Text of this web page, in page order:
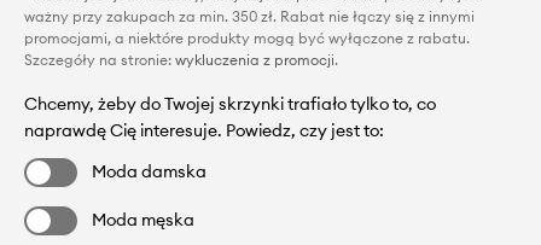
ważny przy zakupach za min. 350 zł. Rabat nie łączy się z innymi
promocjami, a niektóre produkty mogą być wyłączone z rabatu.
Szczegóły na stronie: wykluczenia z promocji.
Chcemy, żeby do Twojej skrzynki trafiało tylko to, co
naprawdę Cię interesuje. Powiedz, czy jest to:
Moda damska
Moda męska